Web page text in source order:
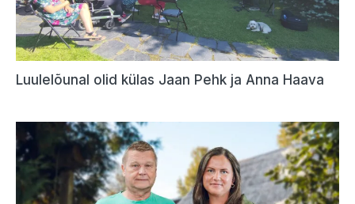
Luulelõunal olid külas Jaan Pehk ja Anna Haava